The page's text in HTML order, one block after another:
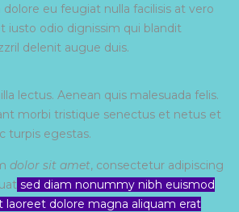
dolore eu feugiat nulla facilisis at vero
iusto odio dignissim qui blandit
delenit augue duis.
lectus. Aenean quis malesuada felis.
morbi tristique senectus et netus et
turpis egestas.
dolor sit amet, consectetur adipiscing
sed diam nonummy nibh euismod
laoreet dolore magna aliquam erat